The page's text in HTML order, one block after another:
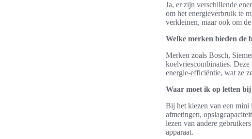
Ja, er zijn verschillende
om het energieverbruik te
verkleinen, maar ook om
Welke merken bieden de
Merken zoals Bosch,
koelvriescombinaties.
energie-efficiëntie, wat ze
Waar moet ik op letten
Bij het kiezen van een mini
afmetingen,
lezen van andere
apparaat.